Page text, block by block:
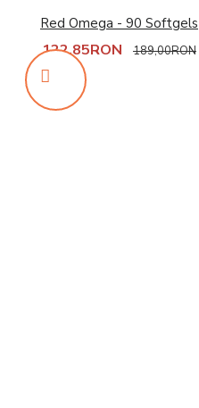
Red Omega - 90 Softgels
122,85RON 189,00RON